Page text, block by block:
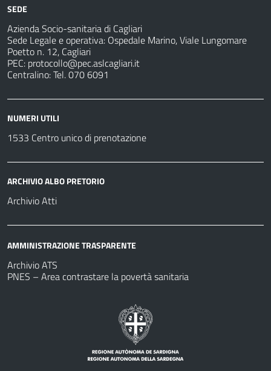
sanitarie
SEDE
Azienda Socio-sanitaria di Cagliari
Sede Legale e operativa: Ospedale Marino, Viale Lungomare
Poetto n. 12, Cagliari
PEC: protocollo@pec.aslcagliari.it
Centralino: Tel. 070 6091
NUMERI UTILI
1533 Centro unico di prenotazione
ARCHIVIO ALBO PRETORIO
Archivio Atti
AMMINISTRAZIONE TRASPARENTE
Archivio ATS
PNES – Area contrastare la povertà sanitaria